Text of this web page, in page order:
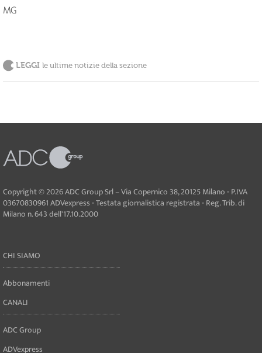
MG
LEGGI le ultime notizie della sezione
Copyright © 2026 ADC Group Srl – Via Copernico 38, 20125 Milano - P.IVA
03670830961 ADVexpress - Testata giornalistica registrata - Reg. Trib. di
Milano n. 643 dell'17.10.2000
CHI SIAMO
Abbonamenti
CANALI
ADC Group
ADVexpress